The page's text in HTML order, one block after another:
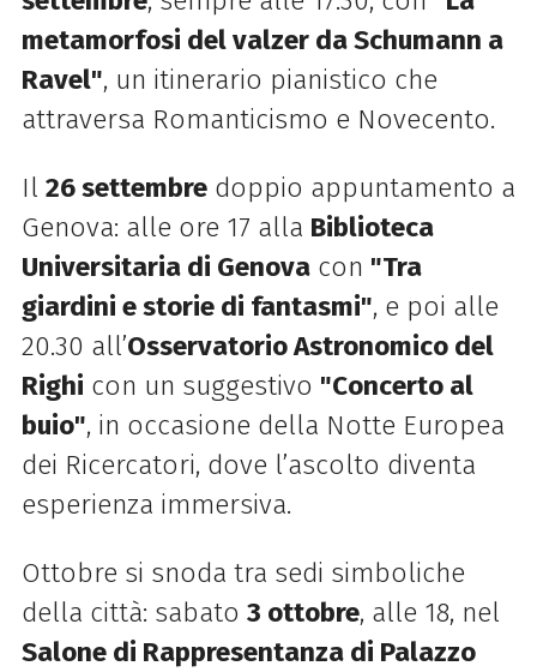
metamorfosi del valzer da Schumann a
Ravel", un itinerario pianistico che
attraversa Romanticismo e Novecento.
Il 26 settembredoppio appuntamento a
Genova: alle ore 17 alla Biblioteca
Universitaria di Genovacon "Tra
giardini e storie di fantasmi", e poi alle
20.30 all’Osservatorio Astronomico del
Righi con un suggestivo "Concerto al
buio", in occasione della Notte Europea
dei Ricercatori, dove l’ascolto diventa
esperienza immersiva.
Ottobre si snoda tra sedi simboliche
della città: sabato 3 ottobre, alle 18, nel
Salone di Rappresentanza di Palazzo